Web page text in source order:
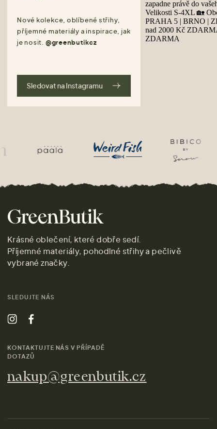
Nové kolekce, oblíbené střihy,
příjemné materiály a inspirace, jak
je nosit. @greenbutikcz
Sledovat na Instagramu
Krásné oblečení, které dobře sedí.
Příjemné materiály, pohodlné střihy a pečlivě
vybrané značky.
SLEDUJTE NÁS
KONTAKTUJTE NÁS V PŘÍPADĚ
DOTAZŮ
nakup@greenbutik.cz